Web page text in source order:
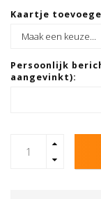
Kaartje
Persoonlijk
aangevinkt):